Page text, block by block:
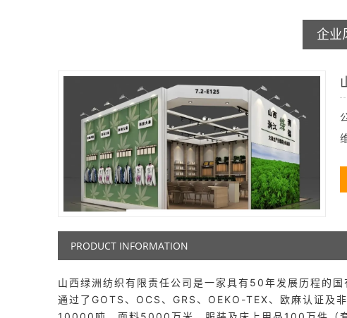
企业
PRODUCT INFORMATION
山西绿洲纺织有限责任公司是一家具有50年发展历程的
通过了GOTS、OCS、GRS、OEKO-TEX、欧麻认证